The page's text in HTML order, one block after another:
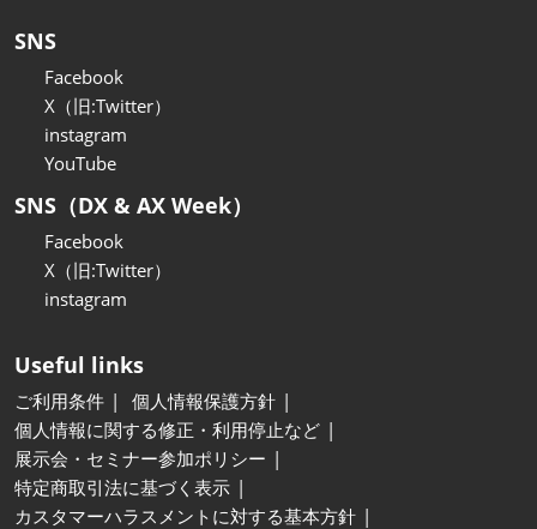
SNS
Facebook
X（旧:Twitter）
instagram
YouTube
SNS（DX & AX Week）
Facebook
X（旧:Twitter）
instagram
Useful links
ご利用条件
個人情報保護方針
個人情報に関する修正・利用停止など
展示会・セミナー参加ポリシー
特定商取引法に基づく表示
カスタマーハラスメントに対する基本方針